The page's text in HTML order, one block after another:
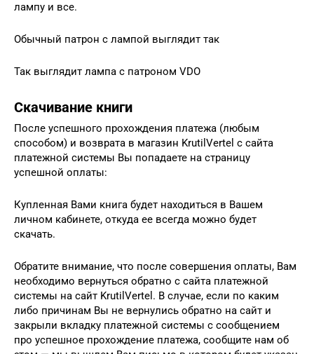
лампу и все.
Обычный патрон с лампой выглядит так
Так выглядит лампа с патроном VDO
Скачивание книги
После успешного прохождения платежа (любым
способом) и возврата в магазин KrutilVertel с сайта
платежной системы Вы попадаете на страницу
успешной оплаты:
Купленная Вами книга будет находиться в Вашем
личном кабинете, откуда ее всегда можно будет
скачать.
Обратите внимание, что после совершения оплаты, Вам
необходимо вернуться обратно с сайта платежной
системы на сайт KrutilVertel. В случае, если по каким
либо причинам Вы не вернулись обратно на сайт и
закрыли вкладку платежной системы с сообщением
про успешное прохождение платежа, сообщите нам об